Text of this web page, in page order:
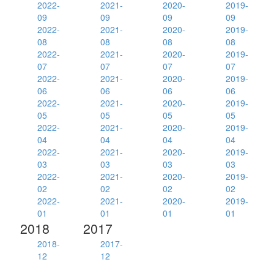
2022-
09
2022-
08
2022-
07
2022-
06
2022-
05
2022-
04
2022-
03
2022-
02
2022-
01
2021-
09
2021-
08
2021-
07
2021-
06
2021-
05
2021-
04
2021-
03
2021-
02
2021-
01
2020-
09
2020-
08
2020-
07
2020-
06
2020-
05
2020-
04
2020-
03
2020-
02
2020-
01
2019-
09
2019-
08
2019-
07
2019-
06
2019-
05
2019-
04
2019-
03
2019-
02
2019-
01
2018
2018-
12
2017
2017-
12